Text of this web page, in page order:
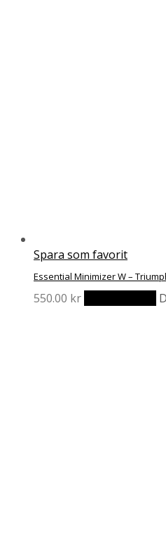
Spara som favorit
Essential Minimizer W –
550.00 kr